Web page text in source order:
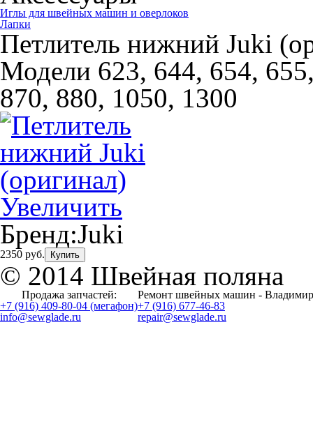
Иглы для швейных машин и оверлоков
Лапки
Петлитель нижний Juki
Модели 623, 644, 654,
870, 880, 1050, 1300
Увеличить
Бренд:Juki
2350 руб. Купить
© 2014 Швейная поляна
Продажа запчастей:
Ремонт швейных машин -
+7 (916) 409-80-04 (мегафон)
info@sewglade.ru
+7 (916) 677-46-83
repair@sewglade.ru